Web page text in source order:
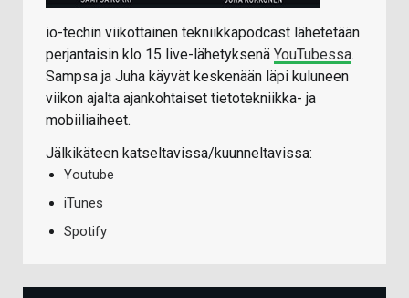
io-techin viikottainen tekniikkapodcast lähetetään
perjantaisin klo 15 live-lähetyksenä YouTubessa.
Sampsa ja Juha käyvät keskenään läpi kuluneen
viikon ajalta ajankohtaiset tietotekniikka- ja
mobiiliaiheet.
Jälkikäteen katseltavissa/kuunneltavissa:
Youtube
iTunes
Spotify